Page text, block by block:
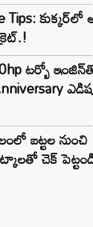
కుక్కర్‌లో
టర్బో
బట్టల నుంచి
చెక్